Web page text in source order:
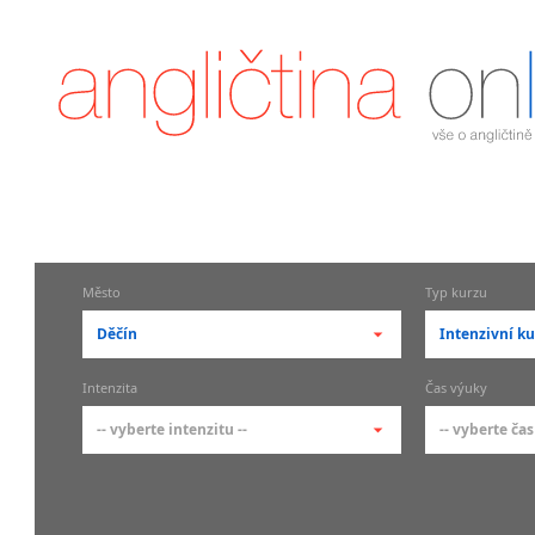
Město
Děčín
-- vyberte město --
pražské městské části
Typ kurzu
Intenzivní
-- vyberte
Intenzita
-- vyberte intenzitu --
Čas výuky
-- vyberte